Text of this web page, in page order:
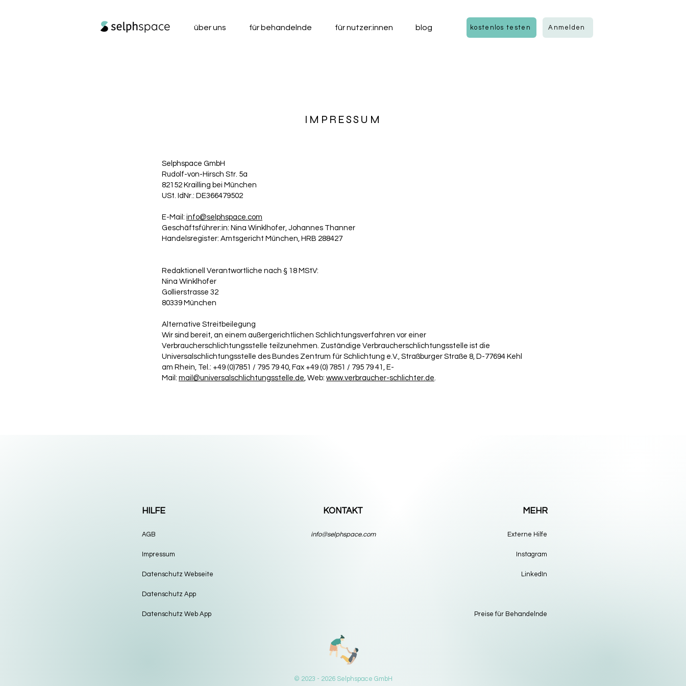
über uns für behandelnde für nutzer:innen blog kostenlos testen Anmelden
IMPRESSUM
Selphspace GmbH
Rudolf-von-Hirsch Str. 5a
82152 Krailling bei München
USt. IdNr.: DE366479502
E-Mail: info@selphspace.com
Geschäftsführer:in: Nina Winklhofer, Johannes Thanner
Handelsregister: Amtsgericht München, HRB 288427
Redaktionell Verantwortliche nach § 18 MStV:
Nina Winklhofer
Gollierstrasse 32
80339 München
Alternative Streitbeilegung
Wir sind bereit, an einem außergerichtlichen Schlichtungsverfahren vor einer
Verbraucherschlichtungsstelle teilzunehmen. Zuständige Verbraucherschlichtungsstelle ist die
Universalschlichtungsstelle des Bundes Zentrum für Schlichtung e.V., Straßburger Straße 8, D-77694 Kehl
am Rhein, Tel.: +49 (0)7851 / 795 79 40, Fax +49 (0) 7851 / 795 79 41, E-
Mail: mail@universalschlichtungsstelle.de, Web: www.verbraucher-schlichter.de.
HILFE
AGB
Impressum
Datenschutz Webseite
Datenschutz App
Datenschutz Web App
KONTAKT
info@selphspace.com
MEHR
Externe Hilfe
Instagram
LinkedIn
Preise für Behandelnde
© 2023 - 2026 Selphspace GmbH